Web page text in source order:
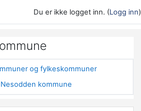
Du er ikke logget inn. (Logg inn)
og fylkeskommuner
Nesodden kommune